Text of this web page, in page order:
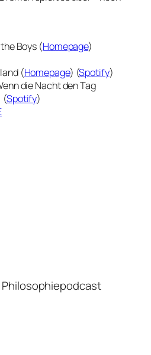
Boys (Homepage)
(Homepage) (Spotify)
die Nacht den Tag
(Spotify)